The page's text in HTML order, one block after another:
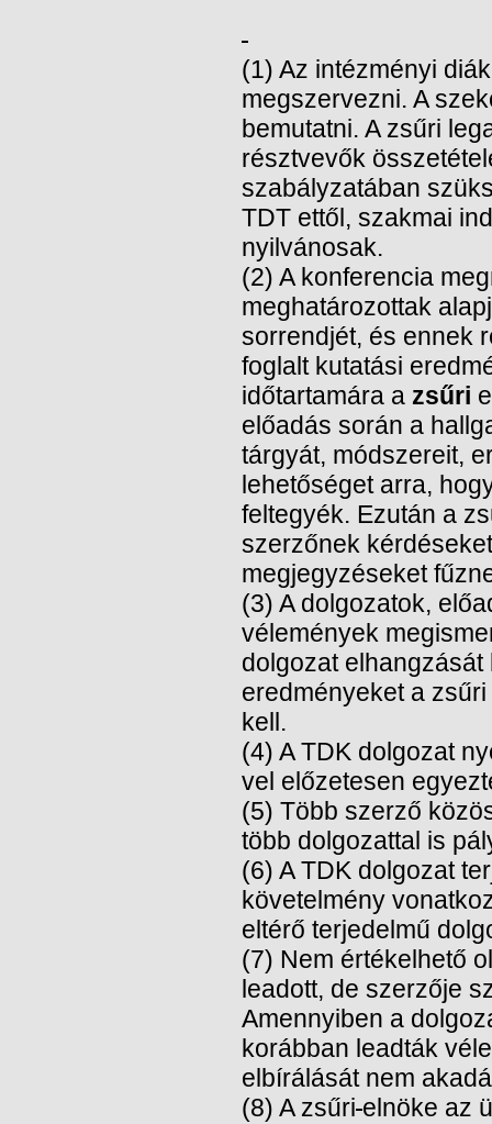
(1) Az intézményi
megszervezni. A
bemutatni. A zsűri
résztvevők
szabályzatában
TDT ettől, szakmai
nyilvánosak.
(2) A konferencia
meghatározottak
sorrendjét, és ennek
foglalt kutatási
időtartamára a zsűri
előadás során a
tárgyát, módszereit,
lehetőséget arra,
feltegyék. Ezután a
szerzőnek
megjegyzéseket
(3) A dolgozatok,
vélemények
dolgozat
eredményeket a
kell.
(4) A TDK dolgozat
vel előzetesen
(5) Több szerző
több dolgozattal is
(6) A TDK dolgozat
követelmény
eltérő terjedelmű
(7) Nem értékelhető
leadott, de szerzője
Amennyiben a
korábban leadták
elbírálását nem
(8) A zsűri elnöke az